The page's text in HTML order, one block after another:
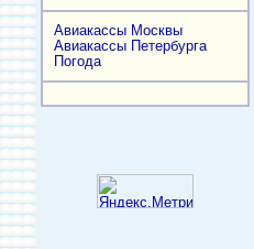
Авиакассы Москвы
Авиакассы Петербурга
Погода